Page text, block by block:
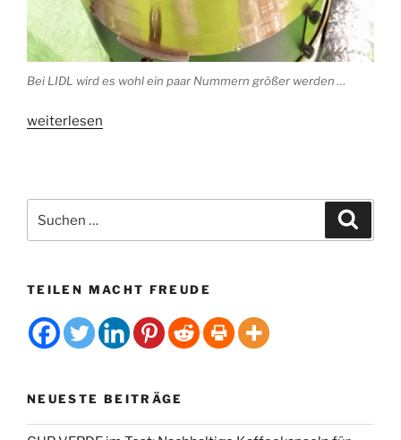
Bei LIDL wird es wohl ein paar Nummern größer werden …
„Lidl
weiterlesen
nach:
TEILEN MACHT FREUDE
NEUESTE BEITRÄGE